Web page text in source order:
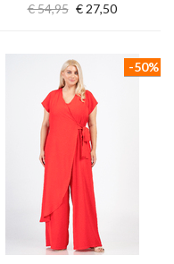
€ 54,95 € 27,50
-50%